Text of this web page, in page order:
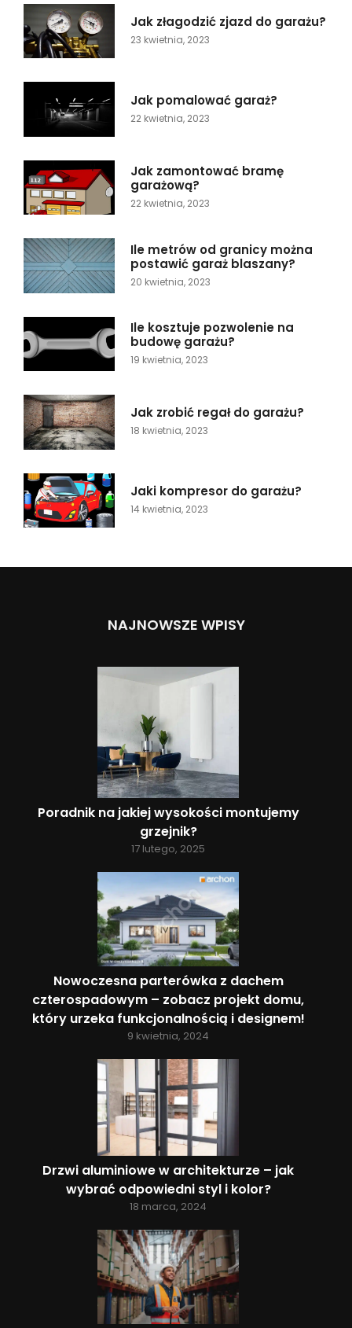
Jak złagodzić zjazd do garażu?
23 kwietnia, 2023
Jak pomalować garaż?
22 kwietnia, 2023
Jak zamontować bramę
garażową?
22 kwietnia, 2023
Ile metrów od granicy można
postawić garaż blaszany?
20 kwietnia, 2023
Ile kosztuje pozwolenie na
budowę garażu?
19 kwietnia, 2023
Jak zrobić regał do garażu?
18 kwietnia, 2023
Jaki kompresor do garażu?
14 kwietnia, 2023
NAJNOWSZE WPISY
Poradnik na jakiej wysokości montujemy
grzejnik?
17 lutego, 2025
Nowoczesna parterówka z dachem
czterospadowym – zobacz projekt domu,
który urzeka funkcjonalnością i designem!
9 kwietnia, 2024
Drzwi aluminiowe w architekturze – jak
wybrać odpowiedni styl i kolor?
18 marca, 2024